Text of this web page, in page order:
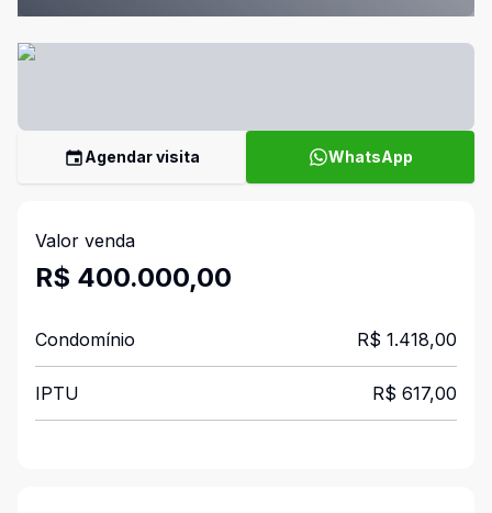
Agendar visita WhatsApp
Valor venda
R$ 400.000,00
Condomínio R$ 1.418,00
IPTU R$ 617,00